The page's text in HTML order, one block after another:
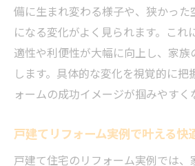
備に生まれ変わる様子や、狭かった
になる変化がよく見られます。これ
適性や利便性が大幅に向上し、家
します。具体的な変化を視覚的に把
ォームの成功イメージが掴みやすく
戸建てリフォーム実例で叶える快
戸建て住宅のリフォーム実例では、